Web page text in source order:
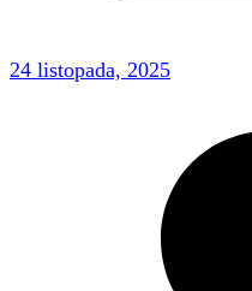
24 listopada, 2025